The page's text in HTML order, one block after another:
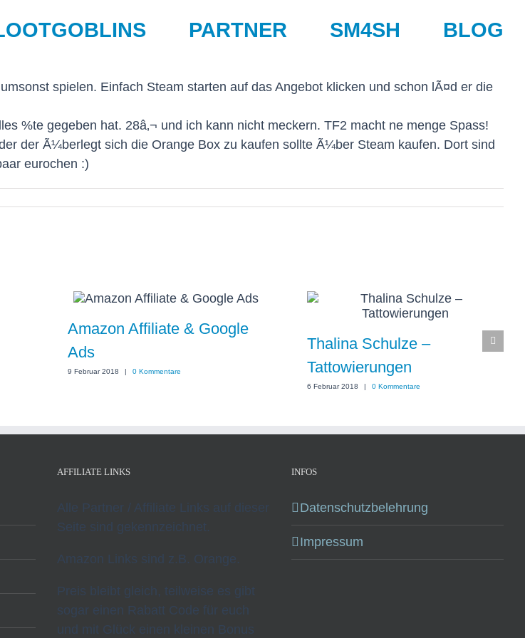
PARTNER SM4SH BLOG
spielen. Einfach Steam starten auf das Angebot klicken und schon lÃ¤d er die
%te gegeben hat. 28â‚¬ und ich kann nicht meckern. TF2 macht ne menge Spass!
der Ã¼berlegt sich die Orange Box zu kaufen sollte Ã¼ber Steam kaufen. Dort sind
eurochen :)
Amazon Affiliate & Google
Ads
9 Februar 2018 | 0 Kommentare
Thalina Schulze –
Tattowierungen
6 Februar 2018 | 0 Kommentare
AFFILIATE LINKS
Alle Partner / Affiliate Links auf dieser
Seite sind gekennzeichnet.
Amazon Links sind z.B. Orange.
Preis bleibt gleich, teilweise es gibt
sogar einen Rabatt Code für euch
und mit Glück einen kleinen Bonus
INFOS
Datenschutzbelehrung
Impressum